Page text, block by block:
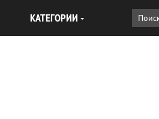
КАТЕГОРИИ